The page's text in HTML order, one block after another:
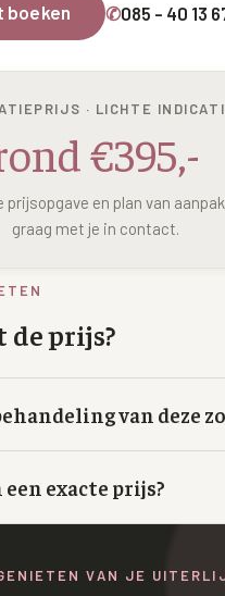
→
aanmaak)
→
profiel
boeken ✆085 - 40 13
· LICHTE
€395,-
prijsopgave en plan van
graag met je in contact.
de prijs?
van deze
exacte prijs?
VAN JE